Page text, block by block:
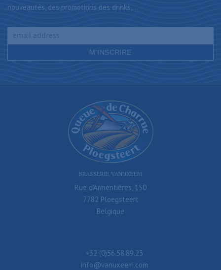
nouveautés, des promotions des drinks,...
BRASSERIE VANUXEEM
Rue d’Armentières, 150
7782 Ploegsteert
Belgique
+32 (0)56.58.89.23
info@vanuxeem.com